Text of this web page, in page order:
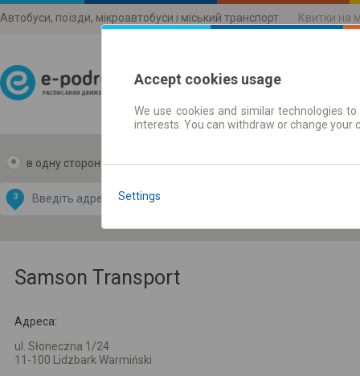
Автобуси, поїзди, мікроавтобуси і міський транспорт Квитки на
Розклади руху
в одну сторону в дві сторони
З
by
OpenStreetMap
Samson Transport
Адреса:
ul. Słoneczna 1/24
11-100 Lidzbark Warmiński
Accept cookies usage
We use cookies and similar technologies
interests. You can withdraw or change
Settings